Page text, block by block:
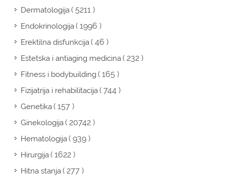
Dermatologija( 5211 )
Endokrinologija( 1996 )
Erektilna disfunkcija( 46 )
Estetska i antiaging medicina( 232 )
Fitness i bodybuilding( 165 )
Fizijatrija i rehabilitacija( 744 )
Genetika( 157 )
Ginekologija( 20742 )
Hematologija( 939 )
Hirurgija( 1622 )
Hitna stanja( 277 )